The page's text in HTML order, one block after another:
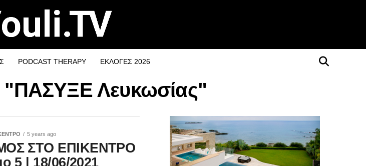
PODCAST THERAPY ΕΚΛΟΓΕΣ 2026
"ΠΑΣΥΞΕ Λευκωσίας"
5 years ago
ΣΤΟ ΕΠΙΚΕΝΤΡΟ
5 | 18/06/2021